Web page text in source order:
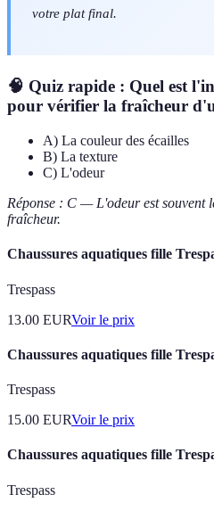
votre plat final.
🧠 Quiz rapide : Quel est
pour vérifier la fraîcheur
A) La couleur des écailles
B) La texture
C) L'odeur
Réponse : C — L'odeur est souvent
fraîcheur.
Chaussures aquatiques fille
Trespass
13.00 EURVoir le prix
Chaussures aquatiques fille
Trespass
15.00 EURVoir le prix
Chaussures aquatiques fille
Trespass